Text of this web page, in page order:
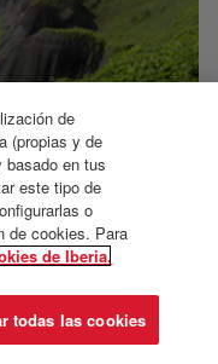
Lima
de
(propias y de
basado en tus
este tipo de
o
de cookies. Para
de Iberia.
todas las cookies